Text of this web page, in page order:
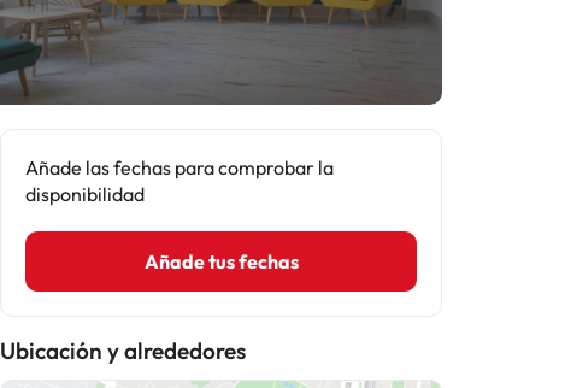
Añade las fechas para comprobar la
disponibilidad
Añade tus fechas
Ubicación y alrededores